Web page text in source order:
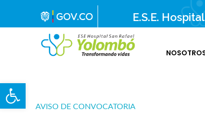
Abrir barra de herramientas
E.S.E.
AVISO DE CONVOCATORIA